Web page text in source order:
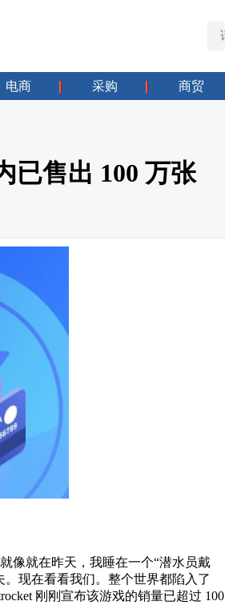
电商 采购 商贸
已售出 100 万张
像就在昨天，我睡在一个“潜水员戴
现在看看我们。整个世界都陷入了
刚刚宣布该游戏的销量已超过 100